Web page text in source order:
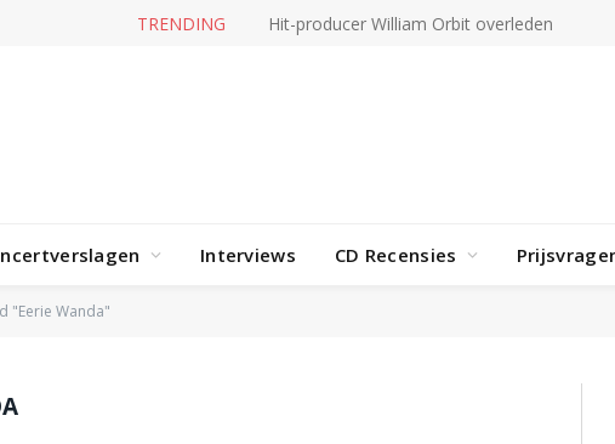
TRENDING Hit-producer William Orbit overleden
Interviews CD Recensies
"Eerie Wanda"